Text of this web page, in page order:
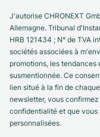
J'autorise CHRONEXT
Allemagne. Tribunal
HRB 121434 ; N° de TVA
sociétés associées à
promotions, les
susmentionnée. Ce
lien situé à la fin de
newsletter, vous
confidentialité et que
personnalisées.